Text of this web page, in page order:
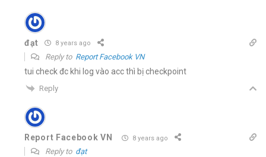
đạt 8 years ago
Reply to Report Facebook VN
tui check đc khi log vào acc thì bị checkpoint
Reply
Report Facebook VN 8 years ago
Reply to đạt